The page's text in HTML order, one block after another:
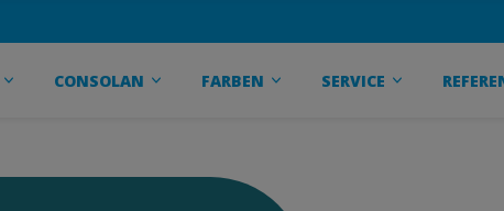
CONSOLAN FARBEN SERVICE